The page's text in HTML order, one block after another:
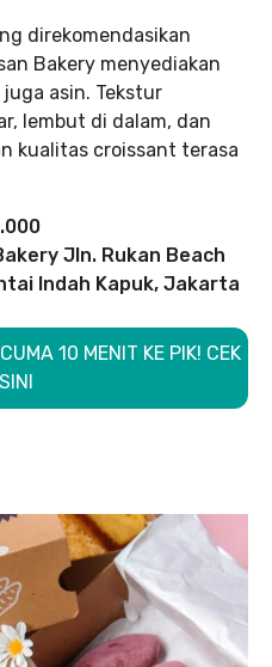
direkomendasikan
Bakery menyediakan
asin. Tekstur
lembut di dalam, dan
kualitas croissant terasa
Jln. Rukan Beach
Indah Kapuk, Jakarta
10 MENIT KE PIK! CEK